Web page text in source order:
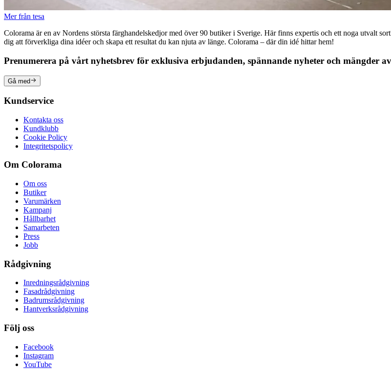
Mer från tesa
Colorama är en av Nordens största färghandelskedjor med över 90 butiker i Sverige. Här finns expertis och ett noga utvalt
dig att förverkliga dina idéer och skapa ett resultat du kan njuta av länge. Colorama – där din idé hittar hem!
Prenumerera på vårt nyhetsbrev för exklusiva erbjudanden, spännande nyheter och mängder
Gå med
Kundservice
Kontakta oss
Kundklubb
Cookie Policy
Integritetspolicy
Om Colorama
Om oss
Butiker
Varumärken
Kampanj
Hållbarhet
Samarbeten
Press
Jobb
Rådgivning
Inredningsrådgivning
Fasadrådgivning
Badrumsrådgivning
Hantverksrådgivning
Följ oss
Facebook
Instagram
YouTube